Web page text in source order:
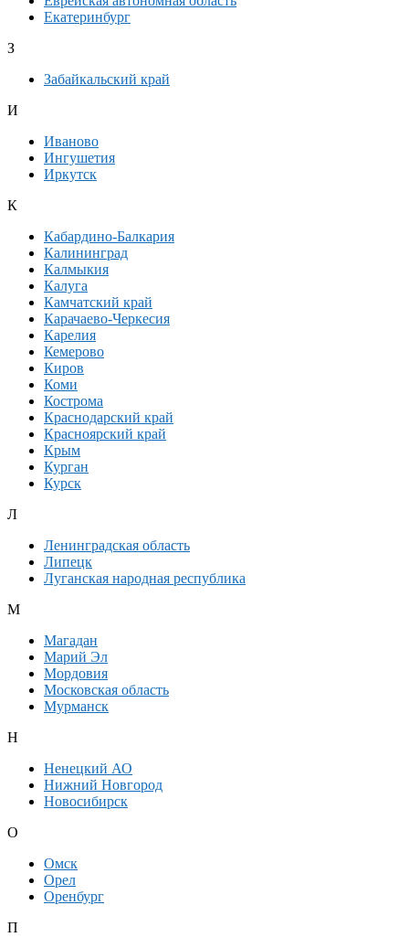
Екатеринбург
З
Забайкальский край
И
Иваново
Ингушетия
Иркутск
К
Кабардино-Балкария
Калининград
Калмыкия
Калуга
Камчатский край
Карачаево-Черкесия
Карелия
Кемерово
Киров
Коми
Кострома
Краснодарский край
Красноярский край
Крым
Курган
Курск
Л
Ленинградская область
Липецк
Луганская народная республика
М
Магадан
Марий Эл
Мордовия
Московская область
Мурманск
Н
Ненецкий АО
Нижний Новгород
Новосибирск
О
Омск
Орел
Оренбург
П